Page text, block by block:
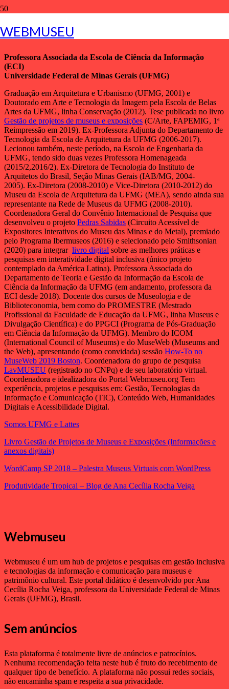
WEBMUSEU
Ana Cecília Rocha Veiga
Professora Associada da Escola de Ciência da Informação
(ECI)
Universidade Federal de Minas Gerais (UFMG)
Graduação em Arquitetura e Urbanismo (UFMG, 2001) e
Doutorado em Arte e Tecnologia da Imagem pela Escola de Belas
Artes da UFMG, linha Conservação (2012). Tese publicada no livro
Gestão de projetos de museus e exposições (C/Arte, FAPEMIG, 1ª
Reimpressão em 2019). Ex-Professora Adjunta do Departamento de
Tecnologia da Escola de Arquitetura da UFMG (2006-2017).
Lecionou também, neste período, na Escola de Engenharia da
UFMG, tendo sido duas vezes Professora Homenageada
(2015/2,2016/2). Ex-Diretora de Tecnologia do Instituto de
Arquitetos do Brasil, Seção Minas Gerais (IAB/MG, 2004-
2005). Ex-Diretora (2008-2010) e Vice-Diretora (2010-2012) do
Museu da Escola de Arquitetura da UFMG (MEA), sendo ainda sua
representante na Rede de Museus da UFMG (2008-2010).
Coordenadora Geral do Convênio Internacional de Pesquisa que
desenvolveu o projeto Pedras Sabidas (Circuito Acessível de
Expositores Interativos do Museu das Minas e do Metal), premiado
pelo Programa Ibermuseos (2016) e selecionado pelo Smithsonian
(2020) para integrar livro digital sobre as melhores práticas e
pesquisas em interatividade digital inclusiva (único projeto
contemplado da América Latina). Professora Associada do
Departamento de Teoria e Gestão da Informação da Escola de
Ciência da Informação da UFMG (em andamento, professora da
ECI desde 2018). Docente dos cursos de Museologia e de
Biblioteconomia, bem como do PROMESTRE (Mestrado
Profissional da Faculdade de Educação da UFMG, linha Museus e
Divulgação Científica) e do PPGCI (Programa de Pós-Graduação
em Ciência da Informação da UFMG). Membro do ICOM
(International Council of Museums) e do MuseWeb (Museums and
the Web), apresentando (como convidada) sessão How-To no
MuseWeb 2019 Boston. Coordenadora do grupo de pesquisa
LavMUSEU (registrado no CNPq) e de seu laboratório virtual.
Coordenadora e idealizadora do Portal Webmuseu.org Tem
experiência, projetos e pesquisas em: Gestão, Tecnologias da
Informação e Comunicação (TIC), Conteúdo Web, Humanidades
Digitais e Acessibilidade Digital.
Somos UFMG e Lattes
Livro Gestão de Projetos de Museus e Exposições (Informações e
anexos digitais)
WordCamp SP 2018 – Palestra Museus Virtuais com WordPress
Produtividade Tropical – Blog de Ana Cecília Rocha Veiga
Webmuseu
Webmuseu é um um hub de projetos e pesquisas em gestão inclusiva
e tecnologias da informação e comunicação para museus e
patrimônio cultural. Este portal didático é desenvolvido por Ana
Cecília Rocha Veiga, professora da Universidade Federal de Minas
Gerais (UFMG), Brasil.
Sem anúncios
Esta plataforma é totalmente livre de anúncios e patrocínios.
Nenhuma recomendação feita neste hub é fruto do recebimento de
qualquer tipo de benefício. A plataforma não possui redes sociais,
não encaminha spam e respeita a sua privacidade.